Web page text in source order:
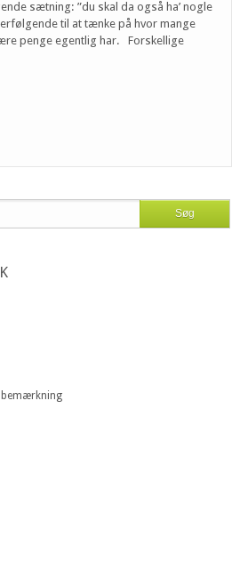
sætning: ”du skal da også ha’ nogle
til at tænke på hvor mange
penge egentlig har. Forskellige
bemærkning